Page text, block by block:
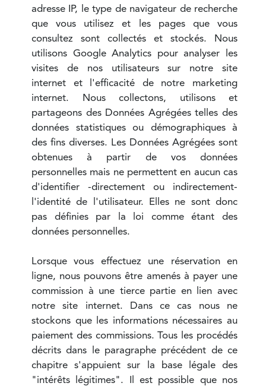
adresse IP, le type de navigateur de recherche
que vous utilisez et les pages que vous
consultez sont collectés et stockés. Nous
utilisons Google Analytics pour analyser les
visites de nos utilisateurs sur notre site
internet et l'efficacité de notre marketing
internet. Nous collectons, utilisons et
partageons des Données Agrégées telles des
données statistiques ou démographiques à
des fins diverses. Les Données Agrégées sont
obtenues à partir de vos données
personnelles mais ne permettent en aucun cas
d'identifier -directement ou indirectement-
l'identité de l'utilisateur. Elles ne sont donc
pas définies par la loi comme étant des
données personnelles.
Lorsque vous effectuez une réservation en
ligne, nous pouvons être amenés à payer une
commission à une tierce partie en lien avec
notre site internet. Dans ce cas nous ne
stockons que les informations nécessaires au
paiement des commissions. Tous les procédés
décrits dans le paragraphe précédent de ce
chapitre s'appuient sur la base légale des
"intérêts légitimes". Il est possible que nos